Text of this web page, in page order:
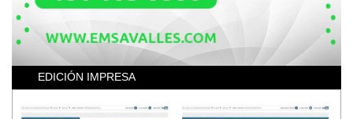
EDICIÓN IMPRESA